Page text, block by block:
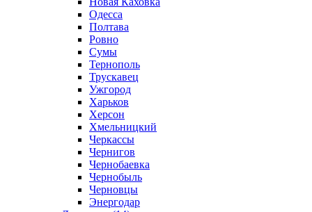
Одесса
Полтава
Ровно
Сумы
Тернополь
Трускавец
Ужгород
Харьков
Херсон
Хмельницкий
Черкассы
Чернигов
Чернобаевка
Чернобыль
Черновцы
Энергодар